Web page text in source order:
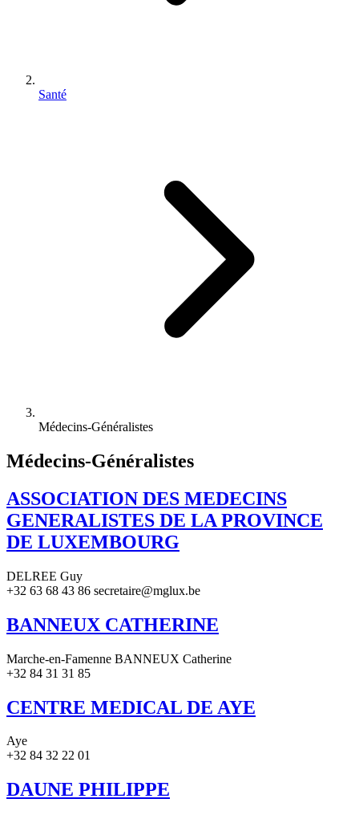
Santé
Médecins-Généralistes
Médecins-Généralistes
ASSOCIATION DES MEDECINS
GENERALISTES DE LA PROVINCE
DE LUXEMBOURG
DELREE Guy
+32 63 68 43 86 secretaire@mglux.be
BANNEUX CATHERINE
Marche-en-Famenne BANNEUX Catherine
+32 84 31 31 85
CENTRE MEDICAL DE AYE
Aye
+32 84 32 22 01
DAUNE PHILIPPE